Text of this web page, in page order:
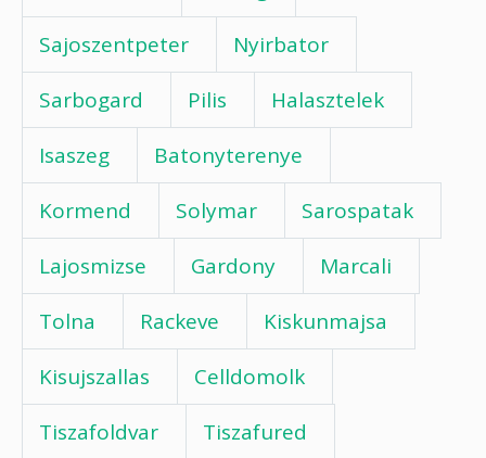
Sajoszentpeter
Nyirbator
Sarbogard
Pilis
Halasztelek
Isaszeg
Batonyterenye
Kormend
Solymar
Sarospatak
Lajosmizse
Gardony
Marcali
Tolna
Rackeve
Kiskunmajsa
Kisujszallas
Celldomolk
Tiszafoldvar
Tiszafured